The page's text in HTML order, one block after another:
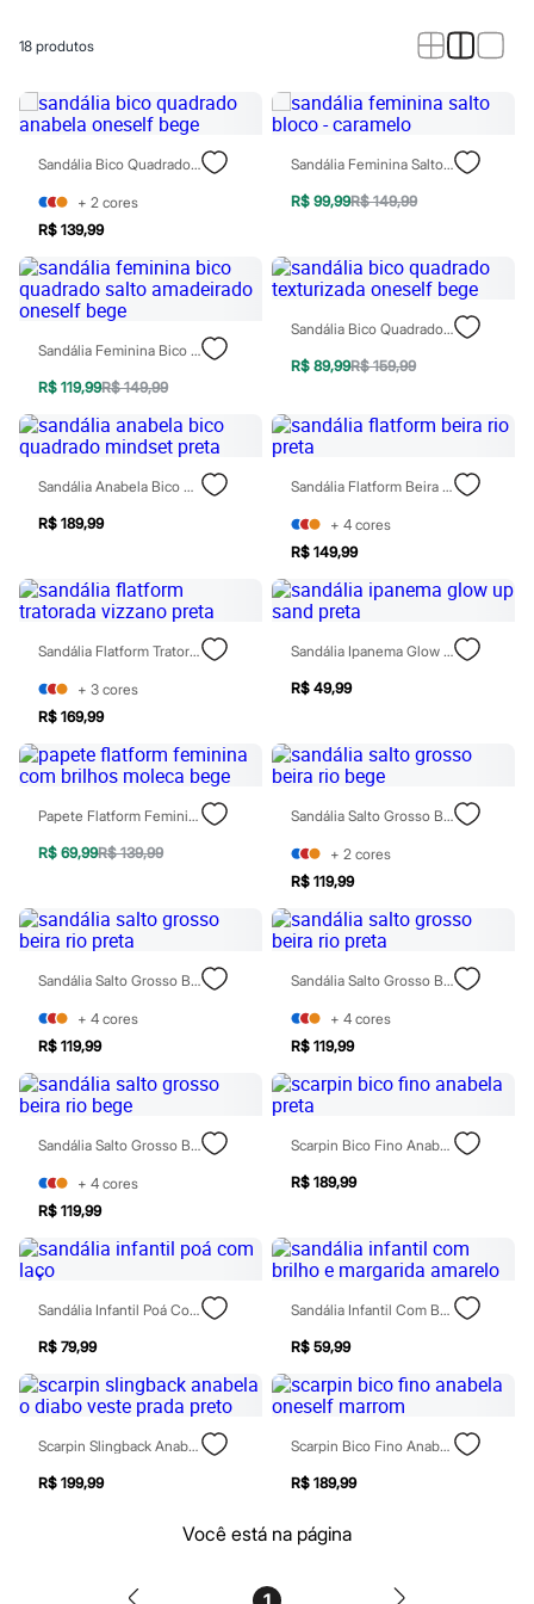
Jeans
Saias
Shorts e Bermudas
Vestidos
Acessórios
Bolsas
Bonés e Chapéus
Bijoux
Cintos
Óculos
Relógios
Calçados
Botas
Chinelos
Sandálias
Sapatilhas
Tênis
Marcas
City
Clock House
Mindset
Moda esportiva
Acessórios
Blusas
Calçados
Shorts e Bermudas
Tops
Calcinhas
Cintas e Modeladores
Pijamas
Sutiãs e Tops
Moda praia
Maiôs
Saídas de praia
Personagens
Plus size
Blusas e Camisetas
Calças
Casacos e Jaquetas
Jeans
Moda esportiva
Shorts e Saias
Vestidos
Masculino
Dia dos Pais
Inverno
Roupas
Bermudas
Calças
Camisetas e Regatas
Casacos e Jaquetas
Jeans
Polos
Acessórios
Bolsas e Mochilas
Cintos
18 produtos
Sandália Bico Quadrado Anabela Oneself Bege
+ 2 cores
R$ 139,99
Sandália Feminina Salto Bloco - Caramelo
R$ 99,99R$ 149,99
Sandália Feminina Bico Quadrado Salto Amadeirado Oneself Bege
R$ 119,99R$ 149,99
Sandália Bico Quadrado Texturizada Oneself Bege
R$ 89,99R$ 159,99
Sandália Anabela Bico Quadrado Mindset Preta
R$ 189,99
Sandália Flatform Beira Rio Preta
+ 4 cores
R$ 149,99
Sandália Flatform Tratorada Vizzano Preta
+ 3 cores
R$ 169,99
Sandália Ipanema Glow Up Sand Preta
R$ 49,99
Papete Flatform Feminina Com Brilhos Moleca Bege
R$ 69,99R$ 139,99
Sandália Salto Grosso Beira Rio Bege
+ 2 cores
R$ 119,99
Sandália Salto Grosso Beira Rio Preta
+ 4 cores
R$ 119,99
Sandália Salto Grosso Beira Rio Preta
+ 4 cores
R$ 119,99
Sandália Salto Grosso Beira Rio Bege
+ 4 cores
R$ 119,99
Scarpin Bico Fino Anabela Preta
R$ 189,99
Sandália Infantil Poá Com Laço
R$ 79,99
Sandália Infantil Com Brilho E Margarida Amarelo
R$ 59,99
Scarpin Slingback Anabela O Diabo Veste Prada Preto
R$ 199,99
Scarpin Bico Fino Anabela Oneself Marrom
R$ 189,99
Você está na página